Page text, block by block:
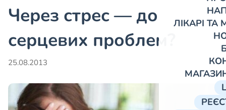
ЛІКАРІ
Через стрес — до
серцевих проблем?
25.08.2013